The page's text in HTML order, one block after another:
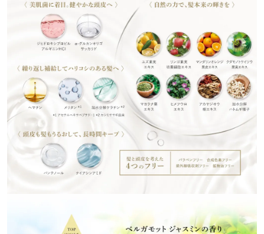
ラになります。 クセ、うねりが出て
くる頃には非常に助かり
湿度の高い日は、髪のまとまりにく
さが悩みでしたが、こちらの商品を
使って
朝スタイリングすると、しっ
かりまとまり
嬉しいです！